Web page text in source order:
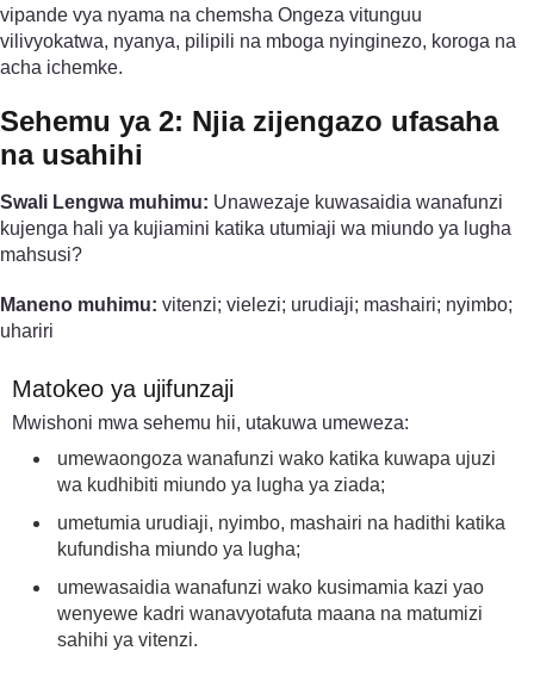
vipande vya nyama na chemsha Ongeza vitunguu
vilivyokatwa, nyanya, pilipili na mboga nyinginezo, koroga na
acha ichemke.
Sehemu ya 2: Njia zijengazo ufasaha
na usahihi
Swali Lengwa muhimu: Unawezaje kuwasaidia wanafunzi
kujenga hali ya kujiamini katika utumiaji wa miundo ya lugha
mahsusi?
Maneno muhimu: vitenzi; vielezi; urudiaji; mashairi; nyimbo;
uhariri
Matokeo ya ujifunzaji
Mwishoni mwa sehemu hii, utakuwa umeweza:
umewaongoza wanafunzi wako katika kuwapa ujuzi
wa kudhibiti miundo ya lugha ya ziada;
umetumia urudiaji, nyimbo, mashairi na hadithi katika
kufundisha miundo ya lugha;
umewasaidia wanafunzi wako kusimamia kazi yao
wenyewe kadri wanavyotafuta maana na matumizi
sahihi ya vitenzi.